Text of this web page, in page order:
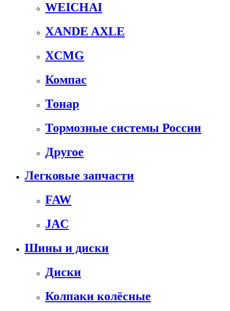
WEICHAI
XANDE AXLE
XCMG
Компас
Тонар
Тормозные системы России
Другое
Легковые запчасти
FAW
JAC
Шины и диски
Диски
Колпаки колёсные